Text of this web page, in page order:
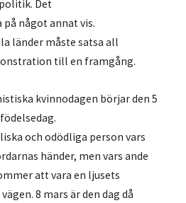
Det
något annat vis.
länder måste satsa all
till en framgång.
kvinnodagen börjar den 5
och odödliga person vars
händer, men vars ande
att vara en ljusets
8 mars är den dag då